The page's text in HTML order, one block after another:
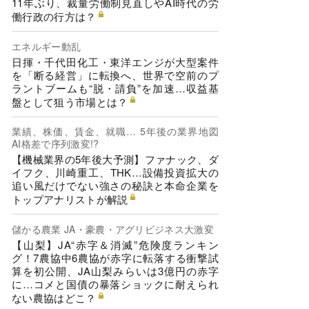
働行政の行方は？
エネルギー動乱
日揮・千代田化工・東洋エンジが大型案件
を「断る経営」に転換へ、世界で空前のプ
ラントブームも“脱・請負”を加速…収益基
盤として狙う市場とは？
業績、株価、賃金、就職… 5年後の業界地図
AI格差で序列激変!?
【機械業界の5年後大予測】ファナック、ダ
イフク、川崎重工、THK…設備投資拡大の
追い風だけでない強さの秘訣と本命企業を
トップアナリストが解説
儲かる農業 JA・豪農・アグリビジネス大激変
【山梨】JA“赤字＆消滅”危険度ランキン
グ！7農協中6農協が赤字に転落する衝撃試
算を初公開、JA山梨みらいは3億円の赤字
に…コメと国債の暴落ショックに耐えられ
ない農協はどこ？